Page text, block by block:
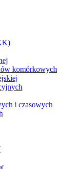
komórkowych
i czasowych